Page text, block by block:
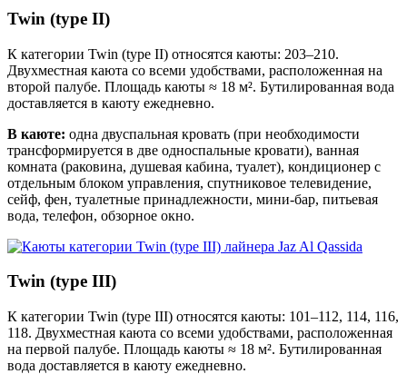
Twin (type II)
К категории Twin (type II) относятся каюты: 203–210.
Двухместная каюта со всеми удобствами, расположенная на
второй палубе. Площадь каюты ≈ 18 м². Бутилированная вода
доставляется в каюту ежедневно.
В каюте: одна двуспальная кровать (при необходимости
трансформируется в две односпальные кровати), ванная
комната (раковина, душевая кабина, туалет), кондиционер с
отдельным блоком управления, спутниковое телевидение,
сейф, фен, туалетные принадлежности, мини-бар, питьевая
вода, телефон, обзорное окно.
Twin (type III)
К категории Twin (type III) относятся каюты: 101–112, 114, 116,
118. Двухместная каюта со всеми удобствами, расположенная
на первой палубе. Площадь каюты ≈ 18 м². Бутилированная
вода доставляется в каюту ежедневно.